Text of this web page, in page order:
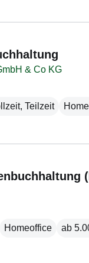
& Co KG
Teilzeit
Homeoffice ab